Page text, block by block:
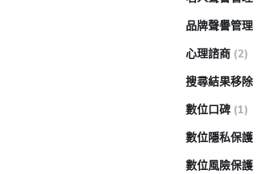
品牌聲譽管理
心理諮商 (2)
搜尋結果移除
數位口碑 (1)
數位隱私保護
數位風險保護